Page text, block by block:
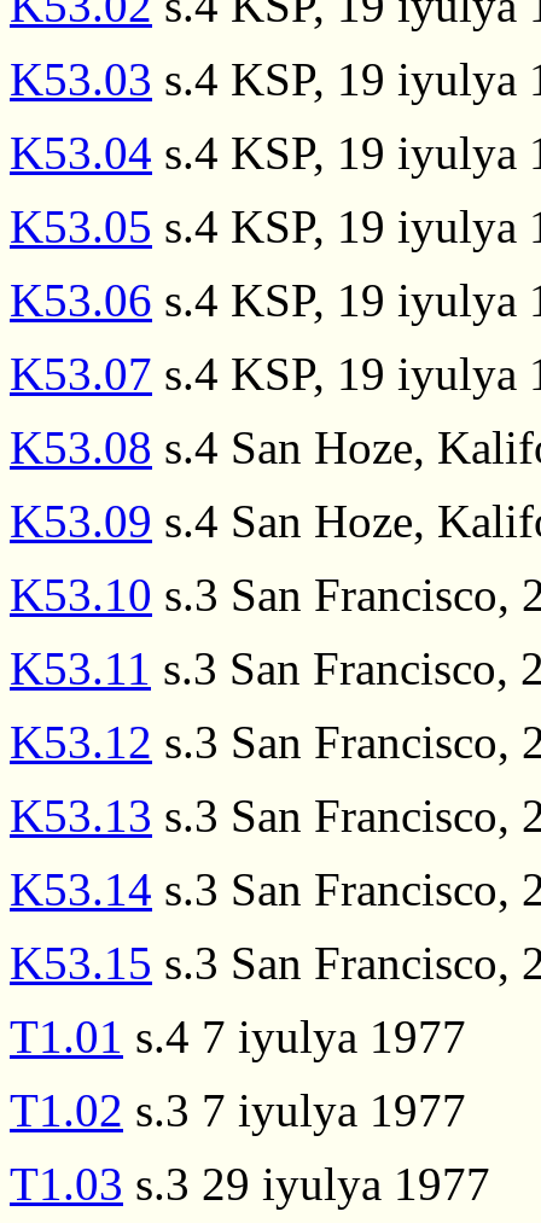
K53.03 s.4 KSP, 19 iyulya
K53.04 s.4 KSP, 19 iyulya
K53.05 s.4 KSP, 19 iyulya
K53.06 s.4 KSP, 19 iyulya
K53.07 s.4 KSP, 19 iyulya
K53.08 s.4 San Hoze,
K53.09 s.4 San Hoze,
K53.10 s.3 San Francisco,
K53.11 s.3 San Francisco,
K53.12 s.3 San Francisco,
K53.13 s.3 San Francisco,
K53.14 s.3 San Francisco,
K53.15 s.3 San Francisco,
T1.01 s.4 7 iyulya 1977
T1.02 s.3 7 iyulya 1977
T1.03 s.3 29 iyulya 1977